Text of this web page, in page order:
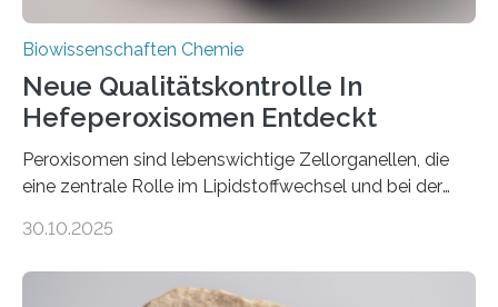
Biowissenschaften Chemie
Neue Qualitätskontrolle In
Hefeperoxisomen Entdeckt
Peroxisomen sind lebenswichtige Zellorganellen, die
eine zentrale Rolle im Lipidstoffwechsel und bei der
erfüllen können, müssen zahlreiche Enzyme präzise in
der Ruhr-Universität Bochum um Prof. Dr. Ralf Erdmann
30.10.2025